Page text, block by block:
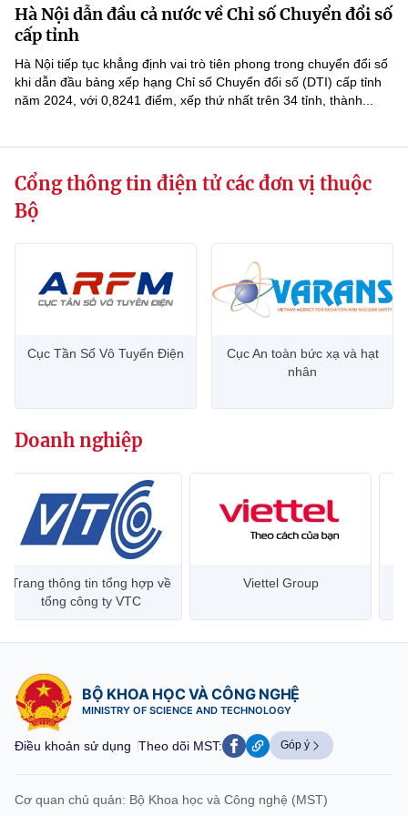
Sở Khoa học và Công nghệ
Chuyển đổi số
Bưu chính, Viễn thông
Năng lượng nguyên tử
Tin địa phương
Văn bản QPPL
Văn bản chỉ đạo điều hành
Lấy ý kiến người dân về dự thảo VBQPPL
MST IOFFICE
THỐNG KÊ
Khoa học và Công nghệ
Đổi mới sáng tạo
Chuyển đổi số
Sở hữu trí tuệ
Multimedia
Khác
Videos
Ảnh
Vietnamese
BỘ KHOA HỌC VÀ CÔNG NGHỆ
Điều khoản sử dụng Theo dõi MST:
Chịu trách nhiệm nội dung: Nguyễn Thị Hải Hằng
Giám đốc Trung tâm Truyền thông Khoa học và Công nghệ.
Liên hệ
Địa chỉ: Ban Biên tập Cổng TTĐT - 18 Nguyễn Du, TP. Hà Nội
©2026 Bản quyền thuộc Bộ Khoa Học và Công Nghệ
Hà Nội dẫn đầu cả nước về Chỉ số Chuyển đổi số
cấp tỉnh
Hà Nội tiếp tục khẳng định vai trò tiên phong trong chuyển đổi số
khi dẫn đầu bảng xếp hạng Chỉ số Chuyển đổi số (DTI) cấp tỉnh
năm 2024, với 0,8241 điểm, xếp thứ nhất trên 34 tỉnh, thành...
Cổng thông tin điện tử các đơn vị thuộc
Bộ
Cục Tần Số Vô Tuyến Điện
Cục An toàn bức xạ và hạt
nhân
Doanh nghiệp
Trang thông tin tổng hợp về
tổng công ty VTC
Viettel Group
BỘ KHOA HỌC VÀ CÔNG NGHỆ
MINISTRY OF SCIENCE AND TECHNOLOGY
Điều khoản sử dụng Theo dõi MST: Góp ý
Cơ quan chủ quản: Bộ Khoa học và Công nghệ (MST)